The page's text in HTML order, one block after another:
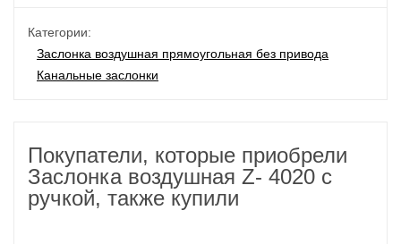
Категории:
Заслонка воздушная прямоугольная без привода
Канальные заслонки
Покупатели, которые приобрели
Заслонка воздушная Z- 4020 с
ручкой, также купили